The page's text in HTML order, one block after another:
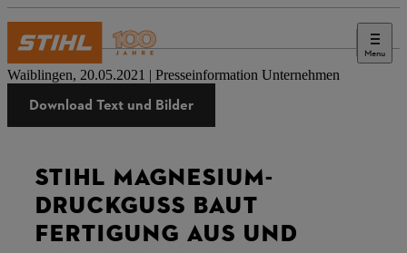
Menu
Presse
Waiblingen, 20.05.2021 | Presseinformation Unternehmen
Download Text und Bilder
STIHL MAGNESIUM-
DRUCKGUSS BAUT
FERTIGUNG AUS UND